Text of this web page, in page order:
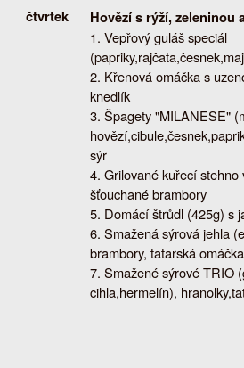
čtvrtek
Hovězí s rýží, zeleninou
Vepřový guláš speciál
Křenová omáčka s
knedlík
Špagety "MILANESE"
sýr
Grilované kuřecí stehno
šťouchané brambory
Domácí štrůdl (425g) s
Smažená sýrová jehla
brambory, tatarská omáčka
Smažené sýrové TRIO
cihla,hermelín),